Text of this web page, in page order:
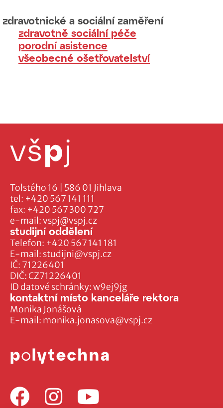
zdravotnické a sociální zaměření
zdravotně sociální péče
porodní asistence
všeobecné ošetřovatelství
Tolstého 16 | 586 01 Jihlava
tel: +420 567 141 111
fax: +420 567 300 727
e-mail:vspj@vspj.cz
IČ: 71226401
DIČ: CZ71226401
ID datové schránky: w9ej9jg
studijní oddělení
Telefon: +420 567 141 181
E-mail: studijni@vspj.cz
kontaktní místo kanceláře rektora
Monika Jonášová
E-mail: monika.jonasova@vspj.cz